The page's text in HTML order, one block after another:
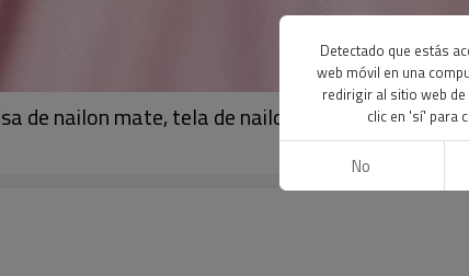
de nailon mate, tela de nailon de alta
Detectado que estás
web móvil en una
redirigir al sitio web
clic en 'sí' para
No